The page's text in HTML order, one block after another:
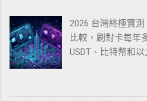
2026 台灣終極實
比較，刷對卡每年
USDT、比特幣和
獲利？ 過去，台
常只能走傳統的